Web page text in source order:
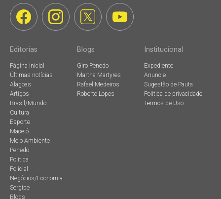
Editorias
Página inicial
Últimas notícias
Alagoas
Artigos
Brasil/Mundo
Cultura
Esporte
Maceió
Meio Ambiente
Penedo
Política
Policial
Negócios/Economia
Sergipe
Blogs
Blogs
Giro Penedo
Martha Martyres
Rafael Medeiros
Roberto Lopes
Institucional
Expediente
Anuncie
Sugestão de Pauta
Política de privacidade
Termos de Uso